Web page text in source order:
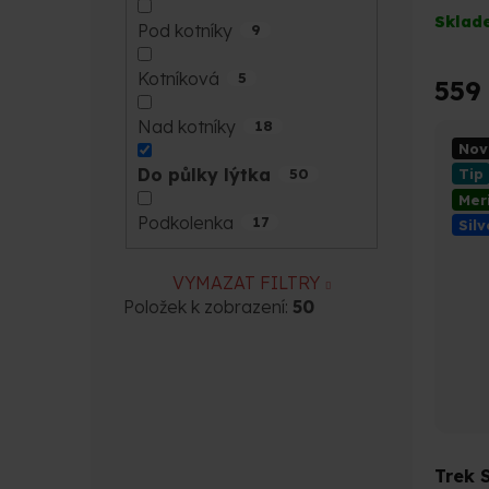
Pod kotníky 9
Kotníková 5
Nad kotníky 18
Do půlky lýtka 50
Podkolenka 17
VYMAZAT FILTRY
Položek k zobrazení: 50
je
5,0
559
Tip
Trek